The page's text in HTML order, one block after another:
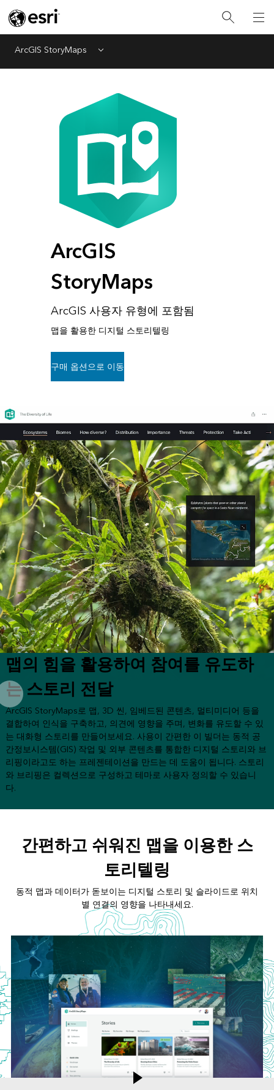
ArcGIS StoryMaps Menu
ArcGIS
StoryMaps
ArcGIS 사용자 유형에 포함됨
맵을 활용한 디지털 스토리텔링
구매 옵션으로 이동
맵의 힘을 활용하여 참여를 유도하
는 스토리 전달
ArcGIS StoryMaps로 맵, 3D 씬, 임베드된 콘텐츠, 멀티미디어 등을
결합하여 인식을 구축하고, 의견에 영향을 주며, 변화를 유도할 수 있
는 대화형 스토리를 만들어보세요. 사용이 간편한 이 빌더는 동적 공
간정보시스템(GIS) 작업 및 외부 콘텐츠를 통합한 디지털 스토리와 브
리핑이라고도 하는 프레젠테이션을 만드는 데 도움이 됩니다. 스토리
와 브리핑은 컬렉션으로 구성하고 테마로 사용자 정의할 수 있습니
다.
간편하고 쉬워진 맵을 이용한 스
토리텔링
동적 맵과 데이터가 돋보이는 디지털 스토리 및 슬라이드로 위치
별 연결의 영향을 나타내세요.